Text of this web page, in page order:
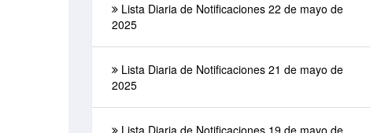
Lista Diaria de Notificaciones 22 de mayo de
2025
Lista Diaria de Notificaciones 21 de mayo de
2025